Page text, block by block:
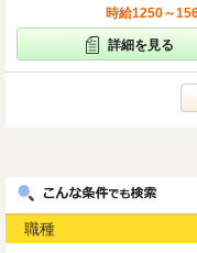
時給1250～
詳細を見る
職種